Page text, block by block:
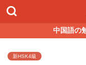
中国語の
新HSK4級